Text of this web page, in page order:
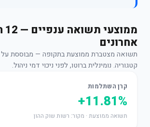
אחרונים
תשואה מצטברת ממוצעת בתקופה — מבוססת על
קטגוריה. נומינלית ברוטו, לפני ניכוי דמי ניהול.
קרן השתלמות
+11.81%
תשואה ממוצעת · מקור: רשות שוק ההון